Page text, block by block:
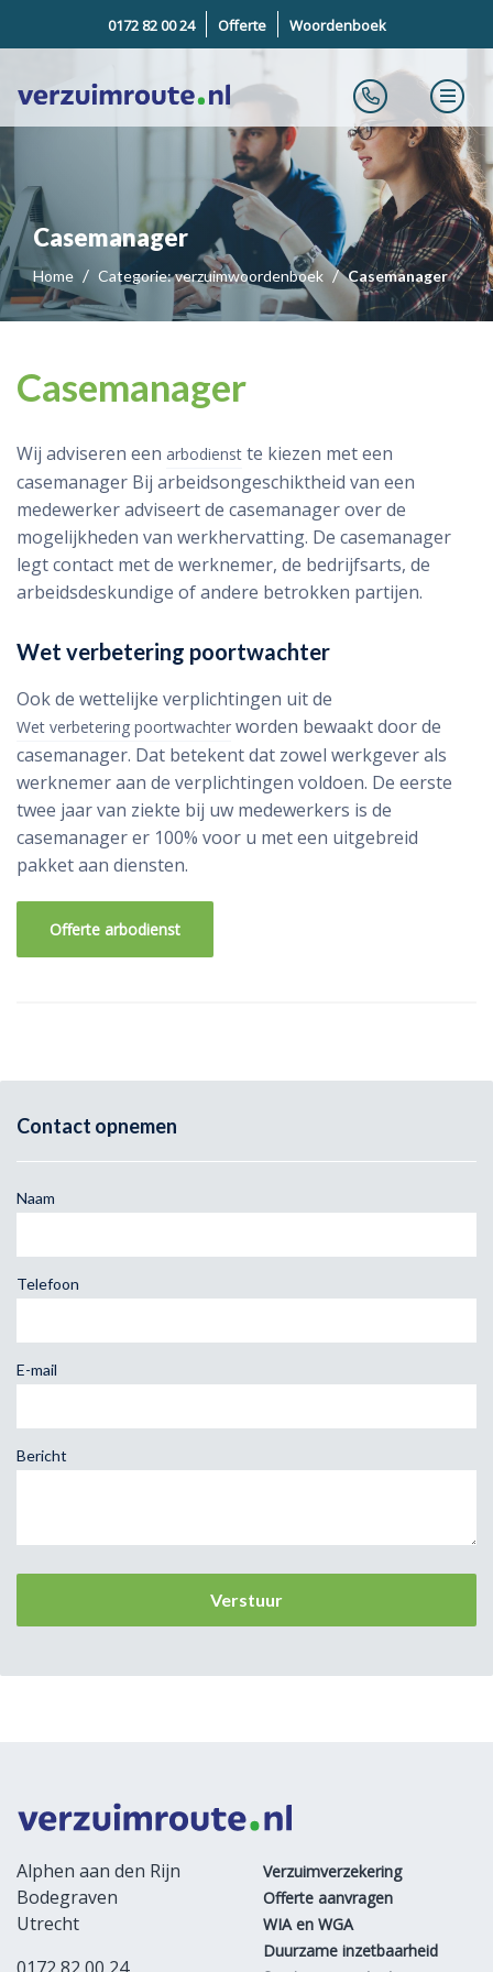
0172 82 00 24 Offerte Woordenboek
Casemanager
Home Categorie: verzuimwoordenboek Casemanager
Casemanager
Wij adviseren een arbodienst te kiezen met een
casemanager Bij arbeidsongeschiktheid van een
medewerker adviseert de casemanager over de
mogelijkheden van werkhervatting. De casemanager
legt contact met de werknemer, de bedrijfsarts, de
arbeidsdeskundige of andere betrokken partijen.
Wet verbetering poortwachter
Ook de wettelijke verplichtingen uit de
Wet verbetering poortwachter worden bewaakt door de
casemanager. Dat betekent dat zowel werkgever als
werknemer aan de verplichtingen voldoen. De eerste
twee jaar van ziekte bij uw medewerkers is de
casemanager er 100% voor u met een uitgebreid
pakket aan diensten.
Offerte arbodienst
Contact opnemen
Naam
Telefoon
E-mail
Bericht
Alphen aan den Rijn
Bodegraven
Utrecht
Verzuimverzekering
Offerte aanvragen
WIA en WGA
Duurzame inzetbaarheid